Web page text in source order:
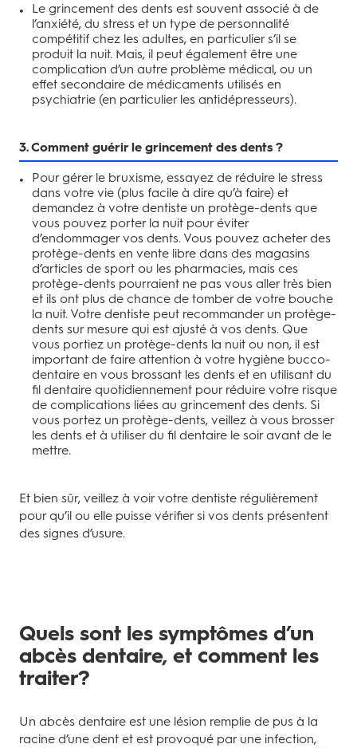
Le grincement des dents est souvent associé à de
l’anxiété, du stress et un type de personnalité
compétitif chez les adultes, en particulier s’il se
produit la nuit. Mais, il peut également être une
complication d’un autre problème médical, ou un
effet secondaire de médicaments utilisés en
psychiatrie (en particulier les antidépresseurs).
3. Comment guérir le grincement des dents ?
Pour gérer le bruxisme, essayez de réduire le stress
dans votre vie (plus facile à dire qu’à faire) et
demandez à votre dentiste un protège-dents que
vous pouvez porter la nuit pour éviter
d’endommager vos dents. Vous pouvez acheter des
protège-dents en vente libre dans des magasins
d’articles de sport ou les pharmacies, mais ces
protège-dents pourraient ne pas vous aller très bien
et ils ont plus de chance de tomber de votre bouche
la nuit. Votre dentiste peut recommander un protège-
dents sur mesure qui est ajusté à vos dents. Que
vous portiez un protège-dents la nuit ou non, il est
important de faire attention à votre hygiène bucco-
dentaire en vous brossant les dents et en utilisant du
fil dentaire quotidiennement pour réduire votre risque
de complications liées au grincement des dents. Si
vous portez un protège-dents, veillez à vous brosser
les dents et à utiliser du fil dentaire le soir avant de le
mettre.
Et bien sûr, veillez à voir votre dentiste régulièrement
pour qu’il ou elle puisse vérifier si vos dents présentent
des signes d’usure.
Quels sont les symptômes d’un
abcès dentaire, et comment les
traiter?
Un abcès dentaire est une lésion remplie de pus à la
racine d’une dent et est provoqué par une infection,